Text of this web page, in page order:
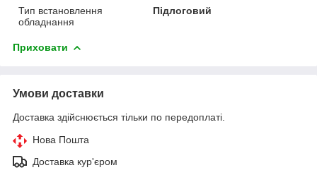
Тип встановлення
обладнання
Підлоговий
Приховати
Умови доставки
Доставка здійснюється тільки по передоплаті.
Нова Пошта
Доставка кур'єром